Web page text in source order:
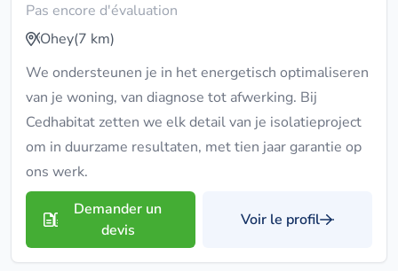
Pas encore d'évaluation
Ohey(7 km)
We ondersteunen je in het energetisch optimaliseren
van je woning, van diagnose tot afwerking. Bij
Cedhabitat zetten we elk detail van je isolatieproject
om in duurzame resultaten, met tien jaar garantie op
ons werk.
Demander un
devis
Voir le profil